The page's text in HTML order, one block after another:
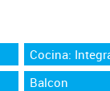
Cocina:
Balcon